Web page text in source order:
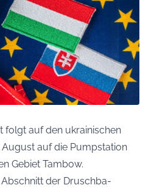
folgt auf den ukrainischen
auf die Pumpstation
Gebiet Tambow.
der Druschba-